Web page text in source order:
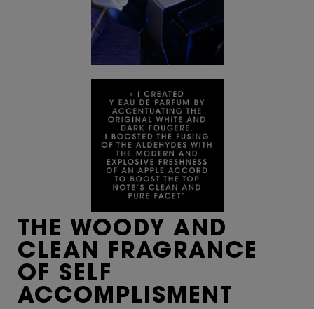
THE WOODY AND
CLEAN FRAGRANCE
OF SELF
ACCOMPLISMENT